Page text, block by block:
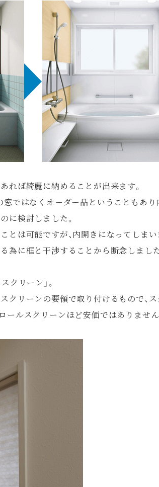
れば綺麗に納めることが出来ます。
窓ではなくオーダー品ということもあり
に検討しました。
とは可能ですが、内開きになってしま
為に框と干渉することから断念しました
クリーン」。
クリーンの要領で取り付けるもので、
ールスクリーンほど安価ではありませ